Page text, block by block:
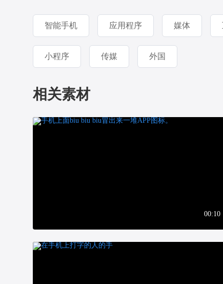
智能手机 应用程序 媒体
小程序 传媒 外国
相关素材
00:10